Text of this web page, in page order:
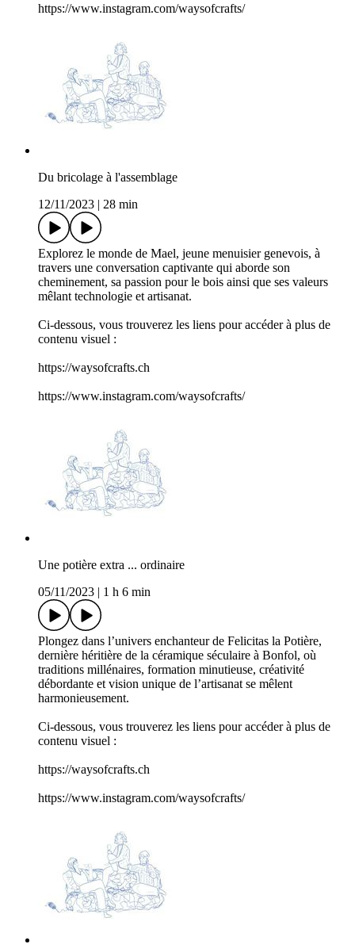
https://www.instagram.com/waysofcrafts/
Du bricolage à l'assemblage
12/11/2023
28 min
Explorez le monde de Mael, jeune menuisier genevois, à
travers une conversation captivante qui aborde son
cheminement, sa passion pour le bois ainsi que ses valeurs
mêlant technologie et artisanat.
Ci-dessous, vous trouverez les liens pour accéder à plus de
contenu visuel :
https://waysofcrafts.ch
https://www.instagram.com/waysofcrafts/
Une potière extra ... ordinaire
05/11/2023
1 h 6 min
Plongez dans l’univers enchanteur de Felicitas la Potière,
dernière héritière de la céramique séculaire à Bonfol, où
traditions millénaires, formation minutieuse, créativité
débordante et vision unique de l’artisanat se mêlent
harmonieusement.
Ci-dessous, vous trouverez les liens pour accéder à plus de
contenu visuel :
https://waysofcrafts.ch
https://www.instagram.com/waysofcrafts/